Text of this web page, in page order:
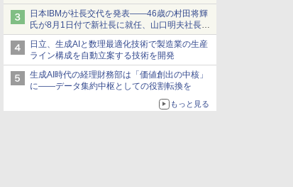
日本IBMが社長交代を発表――46歳の村田将輝
氏が8月1日付で新社長に就任、山口明夫社長は
会長へ
日立、生成AIと数理最適化技術で製造業の生産
ライン構成を自動立案する技術を開発
生成AI時代の経理財務部は「価値創出の中核」
に――データ集約中枢としての役割転換を
もっと見る